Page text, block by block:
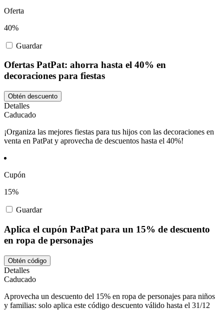
Oferta
40%
Guardar
Ofertas PatPat: ahorra hasta el 40% en
decoraciones para fiestas
Obtén descuento
Detalles
Caducado
¡Organiza las mejores fiestas para tus hijos con las decoraciones en
venta en PatPat y aprovecha de descuentos hasta el 40%!
Cupón
15%
Guardar
Aplica el cupón PatPat para un 15% de descuento
en ropa de personajes
Obtén código
Detalles
Caducado
Aprovecha un descuento del 15% en ropa de personajes para niños
y familias: solo aplica este código descuento válido hasta el 31/12